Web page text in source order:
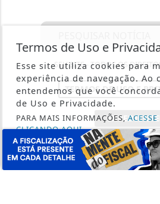
SEU SITE - TODOS OS
TERMOS DE USO E
EXPEDIENTE
SOBRE
Termos de Uso e
Esse site utiliza cookies para
experiência de navegação. Ao
entendemos que você
de Uso e Privacidade.
PARA MAIS INFORMAÇÕES,
CLICANDO AQUI
PROSSEGUIR